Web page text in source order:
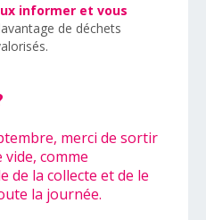
informer et vous
de déchets
merci de sortir
comme
de la collecte et de le
la journée.